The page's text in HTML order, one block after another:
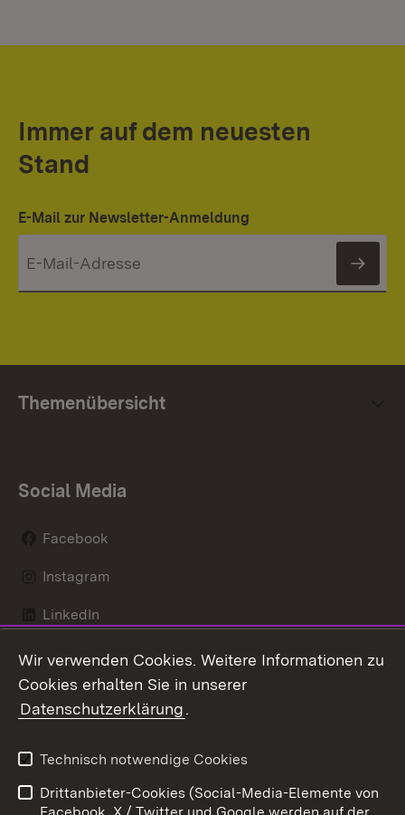
Immer auf dem neuesten
Stand
E-Mail zur Newsletter-Anmeldung
Themenübersicht
Social Media
Facebook
Instagram
LinkedIn
Social Wall
Youtube
Kontakt
Datenschutz
Benutzungshinweise
Erklärung zur
Wir verwenden Cookies. Weitere Informationen zu
Cookies erhalten Sie in unserer
Datenschutzerklärung.
Technisch notwendige Cookies
Drittanbieter-Cookies (Social-Media-Elemente von